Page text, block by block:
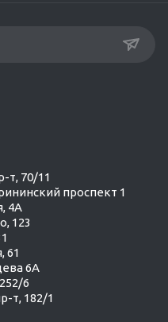
т, 70/11
проспект 1
4А
123
61
6А
6
т, 182/1